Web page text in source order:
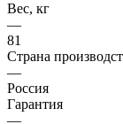
Вес, кг
—
81
Страна
—
Россия
Гарантия
—